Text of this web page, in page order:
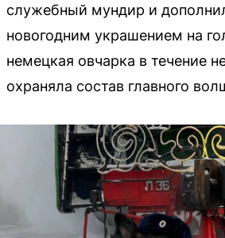
служебный мундир и
новогодним украшением на
немецкая овчарка в течение
охраняла состав главного